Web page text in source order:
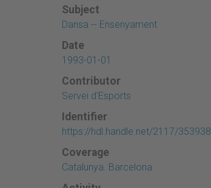
Subject
Dansa -- Ensenyament
Date
1993-01-01
Contributor
Servei d'Esports
Identifier
https://hdl.handle.net/2117/353938
Coverage
Catalunya. Barcelona